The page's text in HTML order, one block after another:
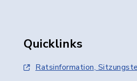
Quicklinks
Ratsinformation,